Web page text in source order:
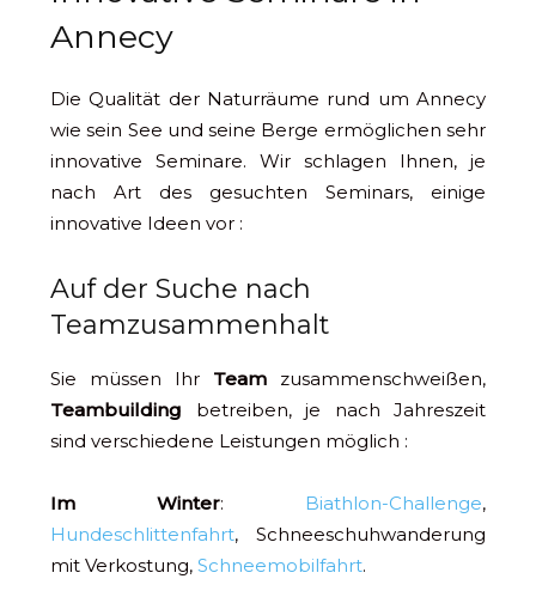
Annecy
Die Qualität der Naturräume rund um Annecy
wie sein See und seine Berge ermöglichen sehr
innovative Seminare. Wir schlagen Ihnen, je
nach Art des gesuchten Seminars, einige
innovative Ideen vor :
Auf der Suche nach
Teamzusammenhalt
Sie müssen Ihr Team zusammenschweißen,
Teambuilding betreiben, je nach Jahreszeit
sind verschiedene Leistungen möglich :
Im Winter: Biathlon-Challenge,
Hundeschlittenfahrt, Schneeschuhwanderung
mit Verkostung, Schneemobilfahrt.